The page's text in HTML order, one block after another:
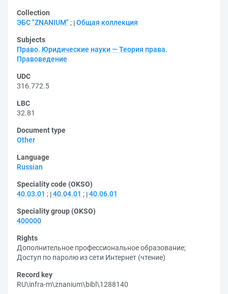
Collection
ЭБС "ZNANIUM" ; Общая коллекция
Subjects
Право. Юридические науки — Теория права.
Правоведение
UDC
316.772.5
LBC
32.81
Document type
Other
Language
Russian
Speciality code (OKSO)
40.03.01 ; 40.04.01 ; 40.06.01
Speciality group (OKSO)
400000
Rights
Дополнительное профессиональное образование;
Доступ по паролю из сети Интернет (чтение)
Record key
RU\infra-m\znanium\bibl\1288140